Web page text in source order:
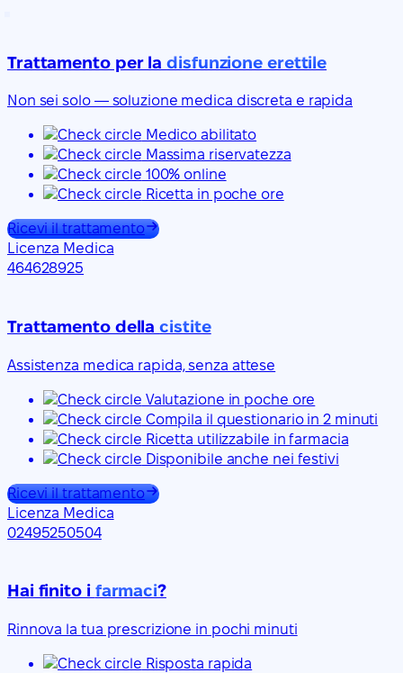
Trattamento per ladisfunzione erettile
Non sei solo — soluzione medica discreta e rapida
Medico abilitato
Massima riservatezza
100% online
Ricetta in poche ore
Ricevi il trattamento
Licenza Medica
464628925
Trattamento dellacistite
Assistenza medica rapida, senza attese
Valutazione in poche ore
Compila il questionario in 2 minuti
Ricetta utilizzabile in farmacia
Disponibile anche nei festivi
Ricevi il trattamento
Licenza Medica
02495250504
Hai finito i farmaci?
Rinnova la tua prescrizione in pochi minuti
Risposta rapida